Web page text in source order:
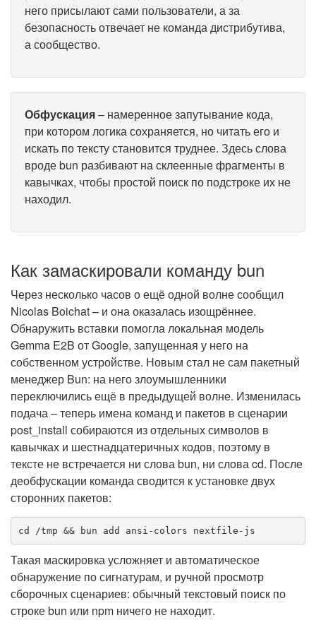
него присылают сами пользователи, а за
безопасность отвечает не команда дистрибутива,
а сообщество.
Обфускация– намеренное запутывание кода,
при котором логика сохраняется, но читать его и
искать по тексту становится труднее. Здесь слова
вроде bun разбивают на склеенные фрагменты в
кавычках, чтобы простой поиск по подстроке их не
находил.
Как замаскировали команду bun
Через несколько часов о ещё одной волне сообщил
Nicolas Boichat – и она оказалась изощрённее.
Обнаружить вставки помогла локальная модель
Gemma E2B от Google, запущенная у него на
собственном устройстве. Новым стал не сам пакетный
менеджер Bun: на него злоумышленники
переключились ещё в предыдущей волне. Изменилась
подача – теперь имена команд и пакетов в сценарии
post_install собираются из отдельных символов в
кавычках и шестнадцатеричных кодов, поэтому в
тексте не встречается ни слова bun, ни слова cd. После
деобфускации команда сводится к установке двух
сторонних пакетов:
cd /tmp && bun add ansi-colors nextfile-js
Такая маскировка усложняет и автоматическое
обнаружение по сигнатурам, и ручной просмотр
сборочных сценариев: обычный текстовый поиск по
строке bun или npm ничего не находит.